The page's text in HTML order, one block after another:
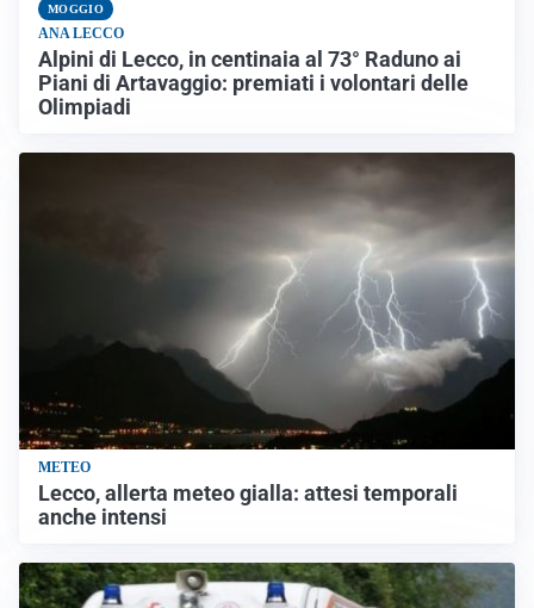
MOGGIO
ANA LECCO
Alpini di Lecco, in centinaia al 73° Raduno ai
Piani di Artavaggio: premiati i volontari delle
Olimpiadi
METEO
Lecco, allerta meteo gialla: attesi temporali
anche intensi